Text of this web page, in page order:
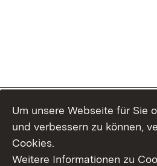
Um unsere Webseite für Sie
und verbessern zu können,
Cookies.
Weitere Informationen zu